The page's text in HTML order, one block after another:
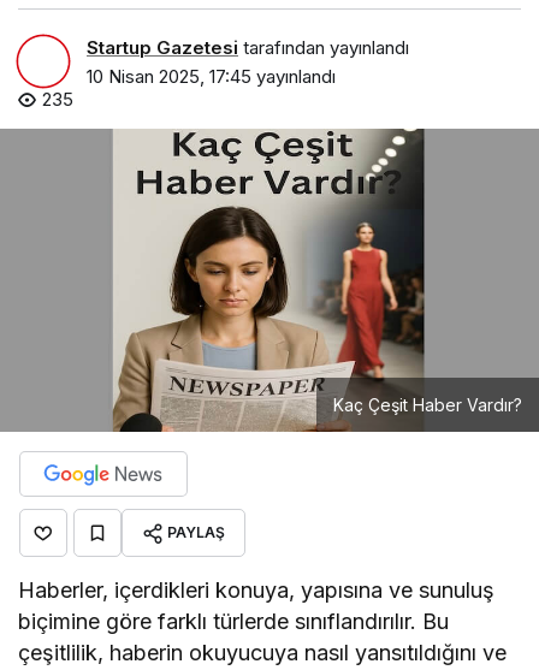
Startup Gazetesi tarafından yayınlandı
10 Nisan 2025, 17:45 yayınlandı
235
Kaç Çeşit Haber Vardır?
PAYLAŞ
Haberler, içerdikleri konuya, yapısına ve sunuluş
biçimine göre farklı türlerde sınıflandırılır. Bu
çeşitlilik, haberin okuyucuya nasıl yansıtıldığını ve